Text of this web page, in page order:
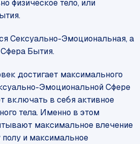
физическое тело, или
Сексуально-Эмоциональная, а
Бытия.
достигает максимального
Эмоциональной Сфере
включать в себя активное
тела. Именно в этом
максимальное влечение
и максимальное